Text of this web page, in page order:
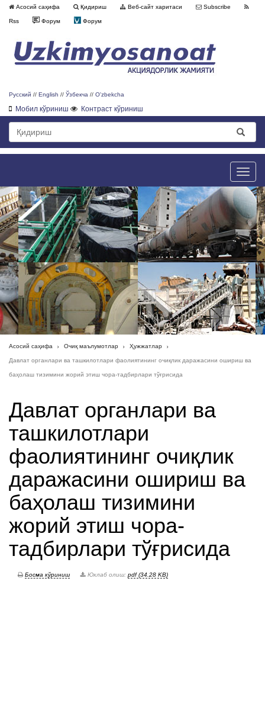
Асосий саҳифа Қидириш Веб-сайт харитаси Subscribe
Rss Форум Форум
Русский // English // Ўзбекча // O'zbekcha
Мобил кўриниш Контраст кўриниш
Toggle
Асосий саҳифа Очиқ маълумотлар Ҳужжатлар
Давлат органлари ва ташкилотлари фаолиятининг очиқлик даражасини ошириш ва
баҳолаш тизимини жорий этиш чора-тадбирлари тўғрисида
Давлат органлари ва
ташкилотлари
фаолиятининг очиқлик
даражасини ошириш ва
баҳолаш тизимини
жорий этиш чора-
тадбирлари тўғрисида
Босма кўриниш Юклаб олиш: pdf (34.28 KB)